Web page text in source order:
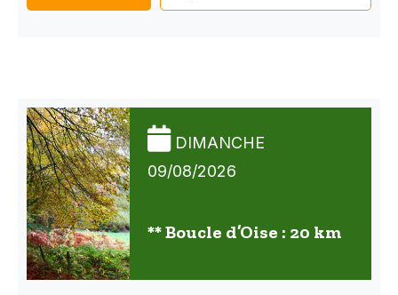
DIMANCHE
09/08/2026
** Boucle d’Oise : 20 km